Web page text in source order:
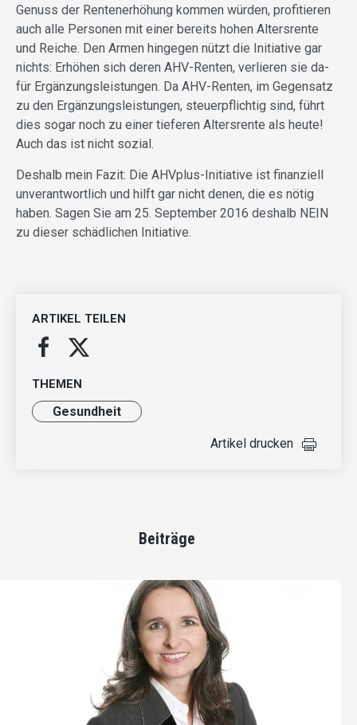
Genuss der Rentenerhöhung kommen würden, profitieren
auch alle Personen mit einer bereits hohen Altersrente
und Reiche. Den Armen hingegen nützt die Initiative gar
nichts: Erhöhen sich deren AHV-Renten, verlieren sie da-
für Ergänzungsleistungen. Da AHV-Renten, im Gegensatz
zu den Ergänzungsleistungen, steuerpflichtig sind, führt
dies sogar noch zu einer tieferen Altersrente als heute!
Auch das ist nicht sozial.
Deshalb mein Fazit: Die AHVplus-Initiative ist finanziell
unverantwortlich und hilft gar nicht denen, die es nötig
haben. Sagen Sie am 25. September 2016 deshalb NEIN
zu dieser schädlichen Initiative.
ARTIKEL TEILEN
THEMEN
Gesundheit
Artikel drucken
Beiträge